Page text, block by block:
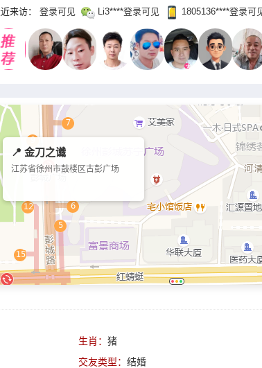
来访： 登录可见 Li3‌****登录可见 1805136‌****‌登录可
📍 金刀之谶
江苏省徐州市鼓楼区古彭广场
生肖： 猪
交友类型： 结婚